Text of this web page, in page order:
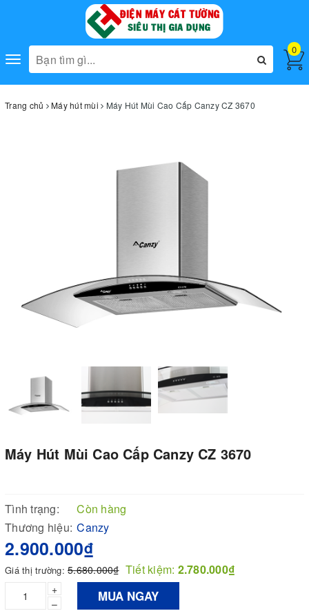
Toggle
navigation
0
Trang chủ Máy hút mùi Máy Hút Mùi Cao Cấp Canzy CZ 3670
Máy Hút Mùi Cao Cấp Canzy CZ 3670
Tình trạng:
Còn hàng
Thương hiệu: Canzy
2.900.000₫
Giá thị trường: 5.680.000₫ Tiết kiệm: 2.780.000₫
+
–
MUA NGAY